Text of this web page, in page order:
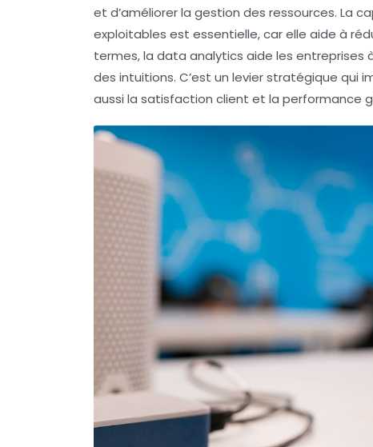
et d’améliorer la gestion des ressources. La
exploitables est essentielle, car elle aide à
termes, la data analytics aide les entreprises
des intuitions. C’est un levier stratégique qui
aussi la satisfaction client et la performance